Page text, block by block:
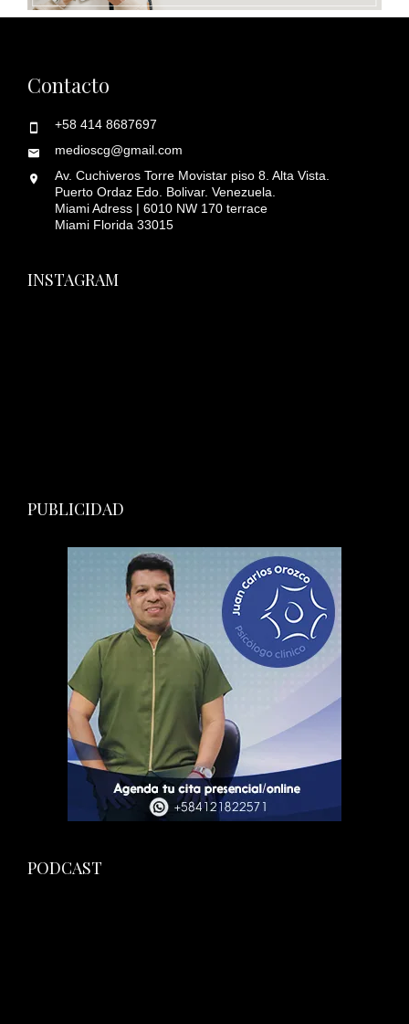
Contacto
+58 414 8687697
medioscg@gmail.com
Av. Cuchiveros Torre Movistar piso 8. Alta Vista.
Puerto Ordaz Edo. Bolivar. Venezuela.
Miami Adress | 6010 NW 170 terrace
Miami Florida 33015
INSTAGRAM
PUBLICIDAD
PODCAST